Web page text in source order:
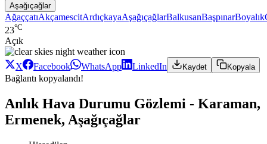
Aşağıçağlar
AğaççatıAkçamescitArdıçkayaAşağıçağlarBalkusanBaşpınarBoyalık
23°C
Açık
X Facebook WhatsApp LinkedIn Kaydet Kopyala
Bağlantı kopyalandı!
Anlık Hava Durumu Gözlemi - Karaman,
Ermenek, Aşağıçağlar